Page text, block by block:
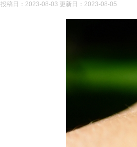
投稿日：2023-08-03 更新日： 2023-08-05